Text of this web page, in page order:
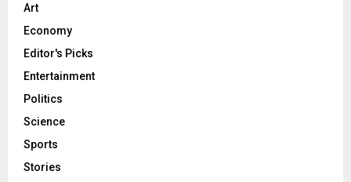
Art
Economy
Editor's Picks
Entertainment
Politics
Science
Sports
Stories